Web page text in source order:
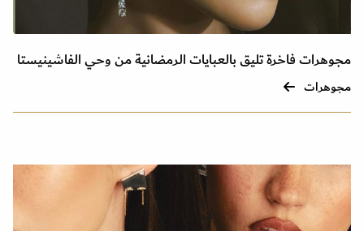
مجوهرات فاخرة تليق بالعبايات الرمضانية من وحي الفاشينيستا
مجوهرات